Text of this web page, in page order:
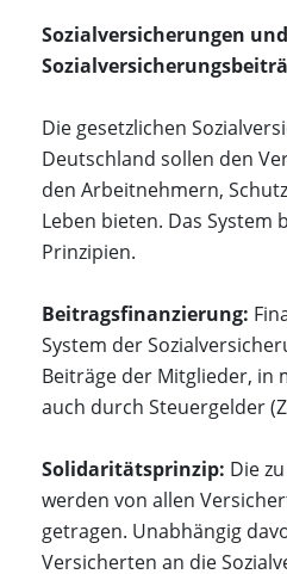
Sozialversicherungen und
Die gesetzlichen
Deutschland sollen den
den Arbeitnehmern,
Leben bieten. Das
Prinzipien.
Beitragsfinanzierung:
System der
Beiträge der Mitglieder, in
auch durch Steuergelder
Solidaritätsprinzip: Die
werden von allen
getragen. Unabhängig
Versicherten an die